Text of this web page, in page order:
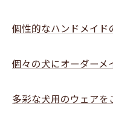
個性的なハンドメイド
個々の犬にオーダーメ
多彩な犬用のウェアを